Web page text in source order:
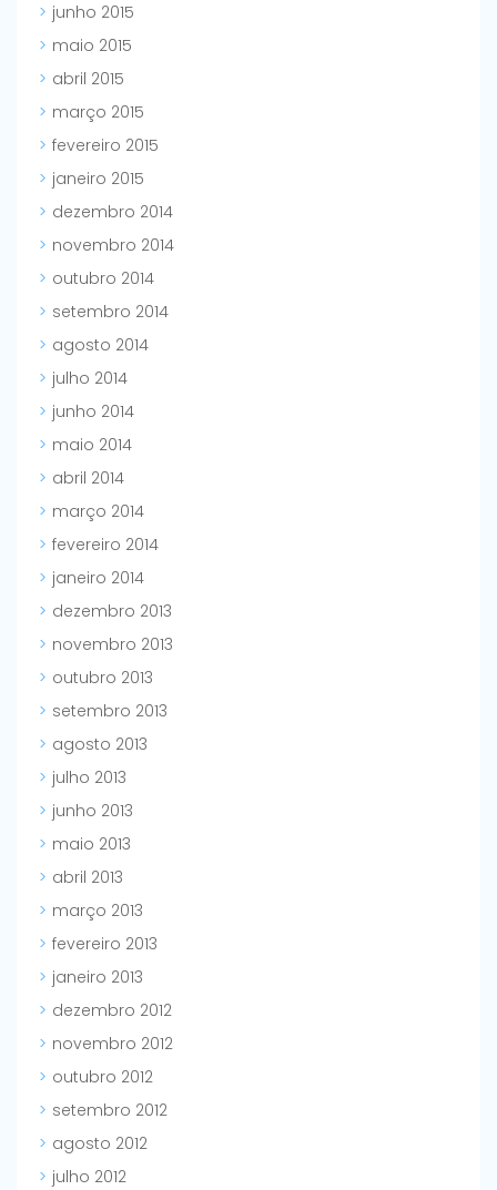
junho 2015
maio 2015
abril 2015
março 2015
fevereiro 2015
janeiro 2015
dezembro 2014
novembro 2014
outubro 2014
setembro 2014
agosto 2014
julho 2014
junho 2014
maio 2014
abril 2014
março 2014
fevereiro 2014
janeiro 2014
dezembro 2013
novembro 2013
outubro 2013
setembro 2013
agosto 2013
julho 2013
junho 2013
maio 2013
abril 2013
março 2013
fevereiro 2013
janeiro 2013
dezembro 2012
novembro 2012
outubro 2012
setembro 2012
agosto 2012
julho 2012